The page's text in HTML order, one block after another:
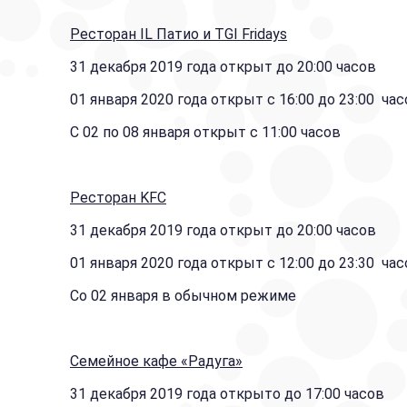
Ресторан IL Патио и TGI Fridays
31 декабря 2019 года открыт до 20:00 часов
01 января 2020 года открыт с 16:00 до 23:00
С 02 по 08 января открыт с 11:00 часов
Ресторан KFC
31 декабря 2019 года открыт до 20:00 часов
01 января 2020 года открыт с 12:00 до 23:30
Со 02 января в обычном режиме
Семейное кафе «Радуга»
31 декабря 2019 года открыто до 17:00 часов